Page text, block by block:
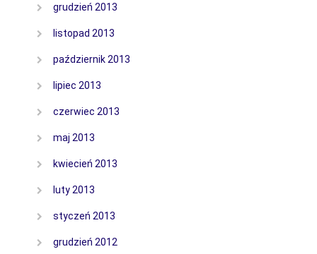
grudzień 2013
listopad 2013
październik 2013
lipiec 2013
czerwiec 2013
maj 2013
kwiecień 2013
luty 2013
styczeń 2013
grudzień 2012